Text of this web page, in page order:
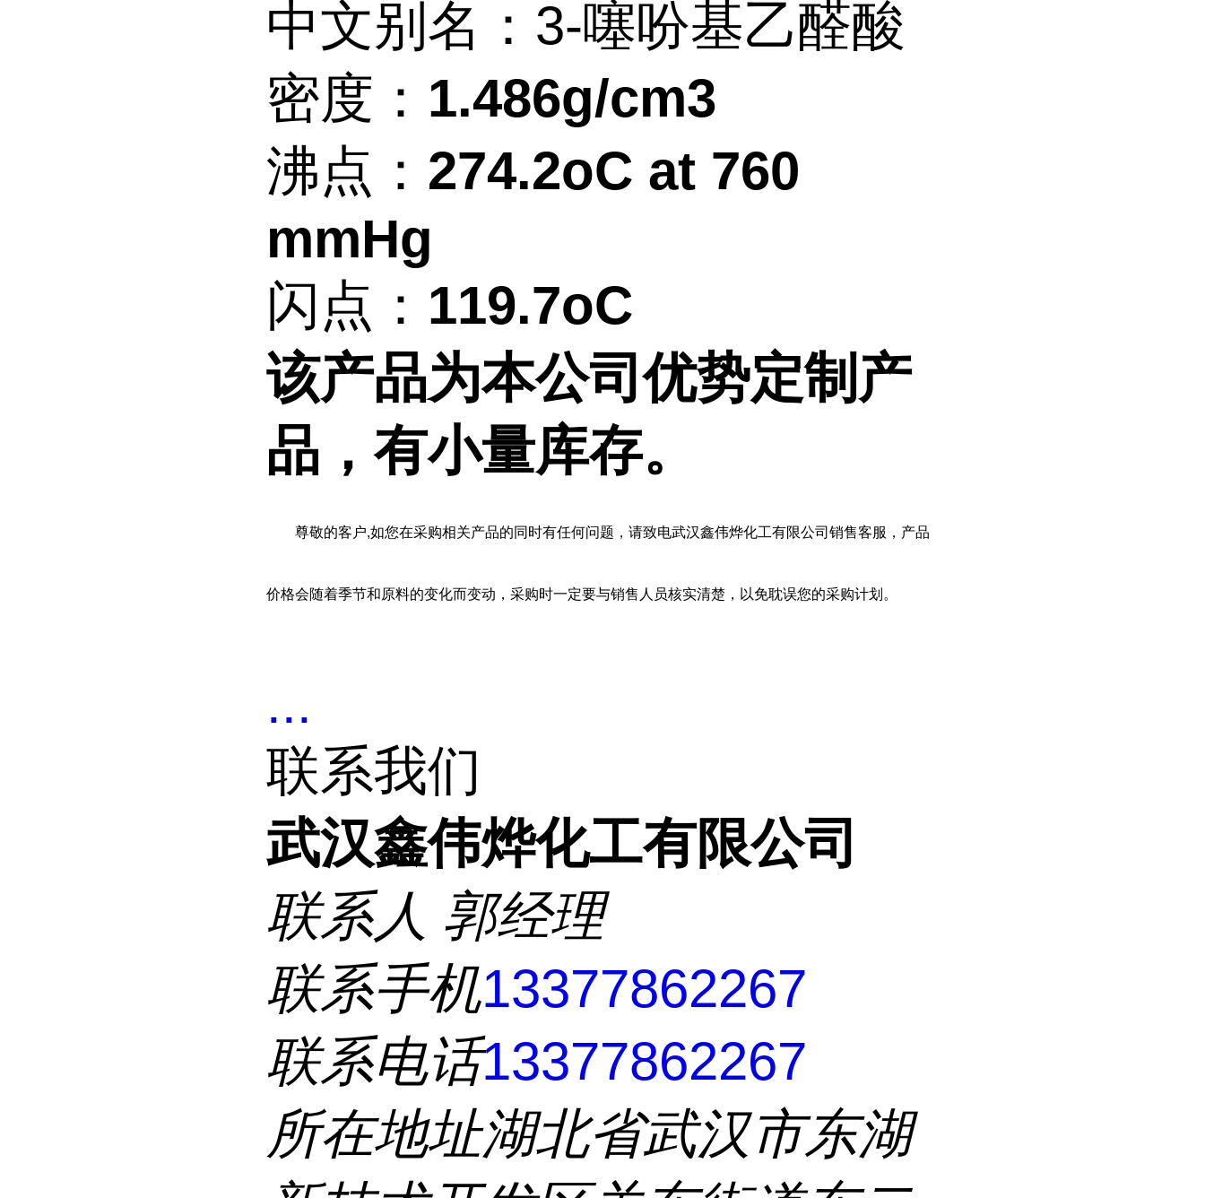
中文别名：3-噻吩基乙醛酸
密度： 1.486g/cm3
沸点： 274.2oC at 760
mmHg
闪点： 119.7oC
该产品为本公司优势定制产
品，有小量库存。
尊敬的客户,如您在采购相关产品的同时有任何问题，请致电武汉鑫伟烨化工有限公司销售客服，产品
价格会随着季节和原料的变化而变动，采购时一定要与销售人员核实清楚，以免耽误您的采购计划。
...
联系我们
武汉鑫伟烨化工有限公司
联系人 郭经理
联系手机13377862267
联系电话13377862267
所在地址湖北省武汉市东湖